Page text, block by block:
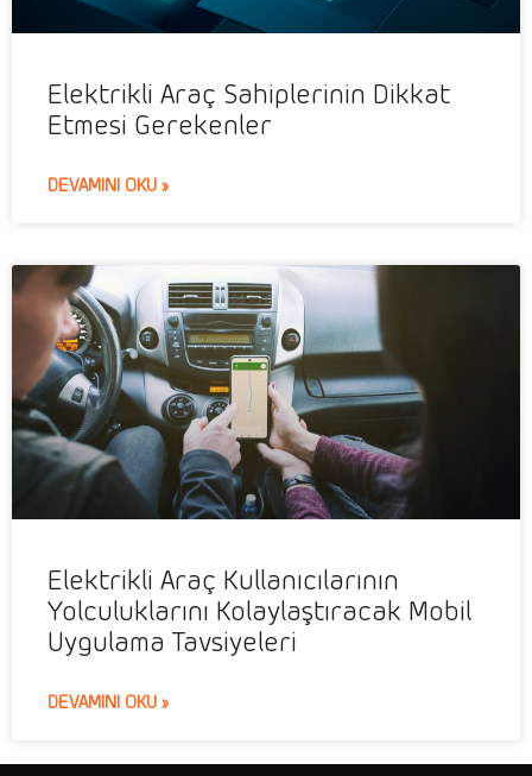
Elektrikli Araç Sahiplerinin Dikkat
Etmesi Gerekenler
DEVAMINI OKU »
Elektrikli Araç Kullanıcılarının
Yolculuklarını Kolaylaştıracak Mobil
Uygulama Tavsiyeleri
DEVAMINI OKU »